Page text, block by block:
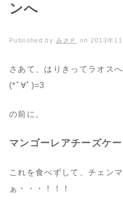
ンへ
Published by みさＰ on 2013年11
さあて、はりきってラオス
(*ﾟ∀ﾟ)=3
の前に。
マンゴーレアチーズケ
これを食べずして、チェン
ぁ・・・！！！